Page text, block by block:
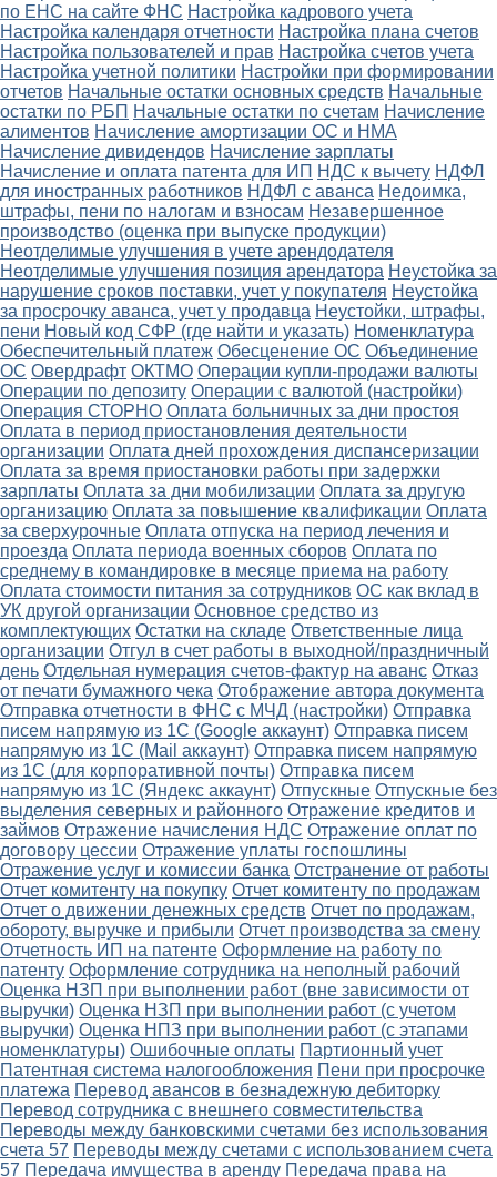
по ЕНС на сайте ФНС Настройка кадрового учета
Настройка календаря отчетности Настройка плана счетов
Настройка пользователей и прав Настройка счетов учета
Настройка учетной политики Настройки при формировании
отчетов Начальные остатки основных средств Начальные
остатки по РБП Начальные остатки по счетам Начисление
алиментов Начисление амортизации ОС и НМА
Начисление дивидендов Начисление зарплаты
Начисление и оплата патента для ИП НДС к вычету НДФЛ
для иностранных работников НДФЛ с аванса Недоимка,
штрафы, пени по налогам и взносам Незавершенное
производство (оценка при выпуске продукции)
Неотделимые улучшения в учете арендодателя
Неотделимые улучшения позиция арендатора Неустойка за
нарушение сроков поставки, учет у покупателя Неустойка
за просрочку аванса, учет у продавца Неустойки, штрафы,
пени Новый код СФР (где найти и указать) Номенклатура
Обеспечительный платеж Обесценение ОС Объединение
ОС Овердрафт ОКТМО Операции купли-продажи валюты
Операции по депозиту Операции с валютой (настройки)
Операция СТОРНО Оплата больничных за дни простоя
Оплата в период приостановления деятельности
организации Оплата дней прохождения диспансеризации
Оплата за время приостановки работы при задержки
зарплаты Оплата за дни мобилизации Оплата за другую
организацию Оплата за повышение квалификации Оплата
за сверхурочные Оплата отпуска на период лечения и
проезда Оплата периода военных сборов Оплата по
среднему в командировке в месяце приема на работу
Оплата стоимости питания за сотрудников ОС как вклад в
УК другой организации Основное средство из
комплектующих Остатки на складе Ответственные лица
организации Отгул в счет работы в выходной/праздничный
день Отдельная нумерация счетов-фактур на аванс Отказ
от печати бумажного чека Отображение автора документа
Отправка отчетности в ФНС с МЧД (настройки) Отправка
писем напрямую из 1С (Google аккаунт) Отправка писем
напрямую из 1С (Mail аккаунт) Отправка писем напрямую
из 1С (для корпоративной почты) Отправка писем
напрямую из 1С (Яндекс аккаунт) Отпускные Отпускные без
выделения северных и районного Отражение кредитов и
займов Отражение начисления НДС Отражение оплат по
договору цессии Отражение уплаты госпошлины
Отражение услуг и комиссии банка Отстранение от работы
Отчет комитенту на покупку Отчет комитенту по продажам
Отчет о движении денежных средств Отчет по продажам,
обороту, выручке и прибыли Отчет производства за смену
Отчетность ИП на патенте Оформление на работу по
патенту Оформление сотрудника на неполный рабочий
Оценка НЗП при выполнении работ (вне зависимости от
выручки) Оценка НЗП при выполнении работ (с учетом
выручки) Оценка НПЗ при выполнении работ (с этапами
номенклатуры) Ошибочные оплаты Партионный учет
Патентная система налогообложения Пени при просрочке
платежа Перевод авансов в безнадежную дебиторку
Перевод сотрудника с внешнего совместительства
Переводы между банковскими счетами без использования
счета 57 Переводы между счетами с использованием счета
57 Передача имущества в аренду Передача права на